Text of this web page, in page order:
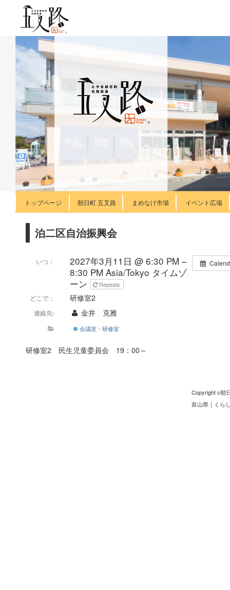
トップページ 朝日町 五叉路 まめなけ市場 イベント広場
泊二区自治振興会
いつ：
2027年3月11日 @ 6:30 PM –
8:30 PM Asia/Tokyo タイムゾ
ーン
Repeats
どこで： 研修室2
連絡先: 金井 克雅
会議室・研修室
研修室2 民生児童委員会 19：00～
Copyright c朝
富山県 ｜ くら